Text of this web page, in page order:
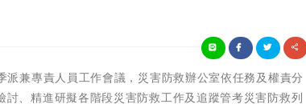
兼專責人員工作會議，災害防救辦公室依任務及權責分
、精進研擬各階段災害防救工作及追蹤管考災害防救列